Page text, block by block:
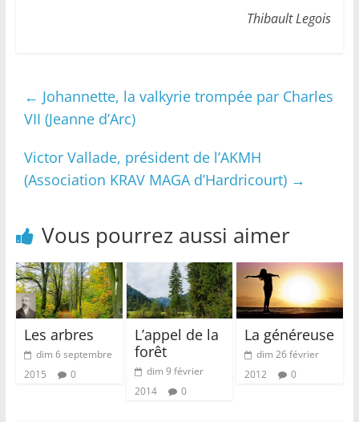
Thibault Legois
← Johannette, la valkyrie trompée par Charles
VII (Jeanne d’Arc)
Victor Vallade, président de l’AKMH
(Association KRAV MAGA d’Hardricourt) →
Vous pourrez aussi aimer
Les arbres
dim 6 septembre
2015
0
L’appel de la
forêt
dim 9 février
2014
0
La généreuse
dim 26 février
2012
0